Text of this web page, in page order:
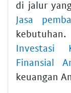
di jalur
Jasa
Investasi
Finansial
keuangan